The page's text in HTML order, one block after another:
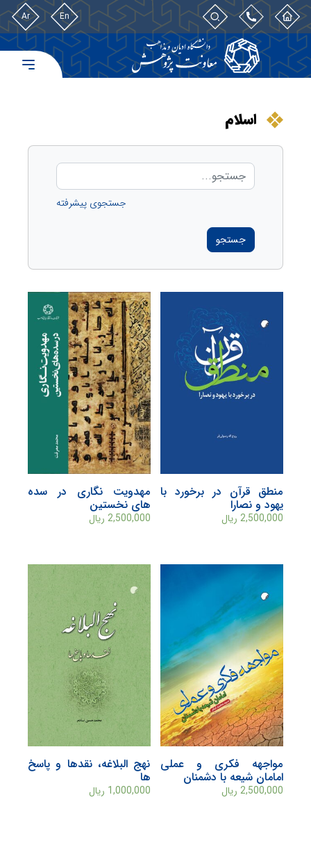
En
Ar
اسلام
جستجوی پیشرفته
جستجو
منطق قرآن در برخورد با
يهود و نصارا
2,500,000 ریال
مهدویت نگاری در سده
های نخستین
2,500,000 ریال
مواجهه فکری و عملی
امامان شیعه با دشمنان
2,500,000 ریال
نهج البلاغه، نقدها و پاسخ
ها
1,000,000 ریال